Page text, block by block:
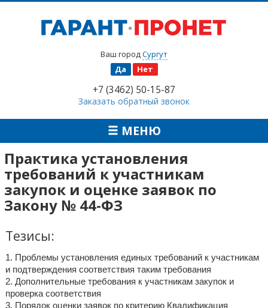
Ваш город Сургут
Да
Нет
+7 (3462) 50-15-87
Заказать обратный звонок
МЕНЮ
Практика установления
требований к участникам
закупок и оценке заявок по
Закону № 44-ФЗ
Тезисы:
1. Проблемы установления единых требований к участникам
и подтверждения соответствия таким требования
2. Дополнительные требования к участникам закупок и
проверка соответствия
3. Порядок оценки заявок по критерию Квалификация